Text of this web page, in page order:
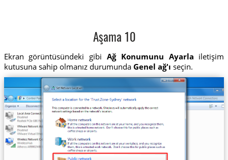
Aşama 10
Ekran görüntüsündeki gibi Ağ Konumunu Ayarla iletişim
kutusuna sahip olmanız durumunda Genel ağ'ı seçin.